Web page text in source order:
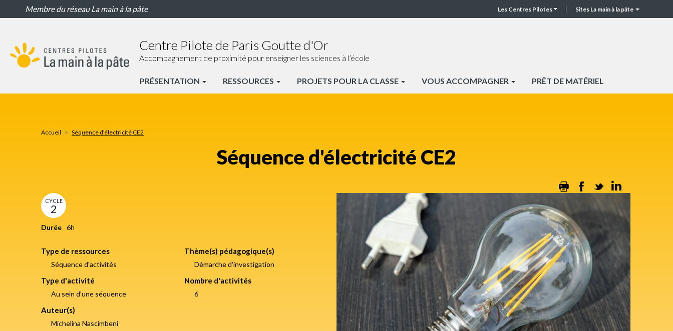
Séquence
d'électricité
Membre du réseau La main à la pâte
CP
Les Centres Pilotes Sites La main à la pâte
Centre Pilote de Paris Goutte d'Or
Accompagnement de proximité pour enseigner les sciences à l’école
CP
Nav
PRÉSENTATION RESSOURCES PROJETS POUR LA CLASSE VOUS ACCOMPAGNER PRÊT DE MATÉRIEL
Accueil Séquence d'électricité CE2
Séquence d'électricité CE2
Print Facebook
Twitter
CYCLE
2
Durée 6h
Type de ressources
Séquence d'activités
Type d'activité
Au sein d’une séquence
Auteur(s)
Michelina Nascimbeni
Thème(s) pédagogique(s)
Démarche d'investigation
Nombre d'activités
6